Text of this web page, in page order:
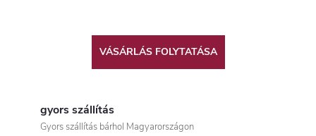
VÁSÁRLÁS FOLYTATÁSA
gyors szállítás
Gyors szállítás bárhol Magyarországon